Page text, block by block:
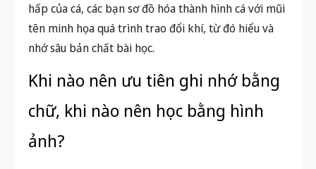
hấp của cá, các bạn sơ đồ hóa thành hình cá với mũi
tên minh họa quá trình trao đổi khí, từ đó hiểu và
nhớ sâu bản chất bài học.
Khi nào nên ưu tiên ghi nhớ bằng
chữ, khi nào nên học bằng hình
ảnh?